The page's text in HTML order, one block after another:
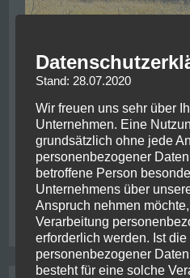
Nachdem der kribbelige
gefolgt von einem
Tatendrang
Read More
Posted inAllgemein
Stand: 28.07.2020
Wir freuen uns sehr über
Unternehmen. Eine
grundsätzlich ohne jede
personenbezogener
betroffene Person
Unternehmens über
Anspruch nehmen
Verarbeitung
erforderlich werden. Ist die
personenbezogener
besteht für eine solche